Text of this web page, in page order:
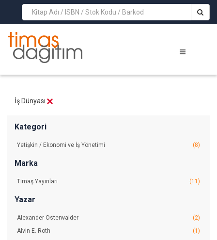
>
İş Dünyası
Kategori
Yetişkin / Ekonomi ve İş Yönetimi (8)
Marka
Timaş Yayınları (11)
Yazar
Alexander Osterwalder
(2)
Alvin E. Roth
(1)